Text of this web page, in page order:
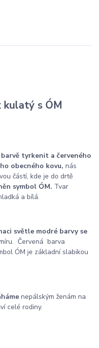
kulatý s ÓM
tyrkenit a červeného
obecného kovu, nás
částí, kde je do drtě
symbol ÓM. Tvar
a bílá.
světle modré barvy se
Červená barva
ÓM je základní slabikou
nepálským ženám na
celé rodiny.